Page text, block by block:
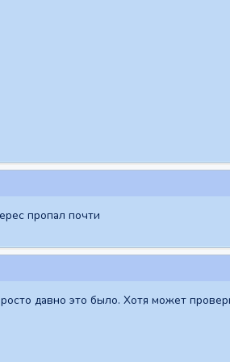
пропал почти
давно это было. Хотя может